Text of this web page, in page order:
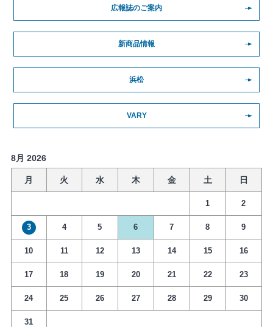
広報誌のご案内
新商品情報
浜松
VARY
8月 2026
月 火 水 木 金 土 日
1 2
3 4 5 6 7 8 9
10 11 12 13 14 15 16
17 18 19 20 21 22 23
24 25 26 27 28 29 30
31